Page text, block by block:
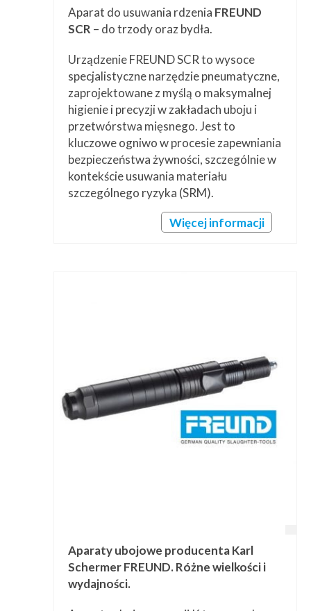
Aparat do usuwania rdzenia FREUND
SCR – do trzody oraz bydła.
Urządzenie FREUND SCR to wysoce
specjalistyczne narzędzie pneumatyczne,
zaprojektowane z myślą o maksymalnej
higienie i precyzji w zakładach uboju i
przetwórstwa mięsnego. Jest to
kluczowe ogniwo w procesie zapewniania
bezpieczeństwa żywności, szczególnie w
kontekście usuwania materiału
szczególnego ryzyka (SRM).
Więcej informacji
Aparaty ubojowe producenta Karl
Schermer FREUND. Różne wielkości i
wydajności.